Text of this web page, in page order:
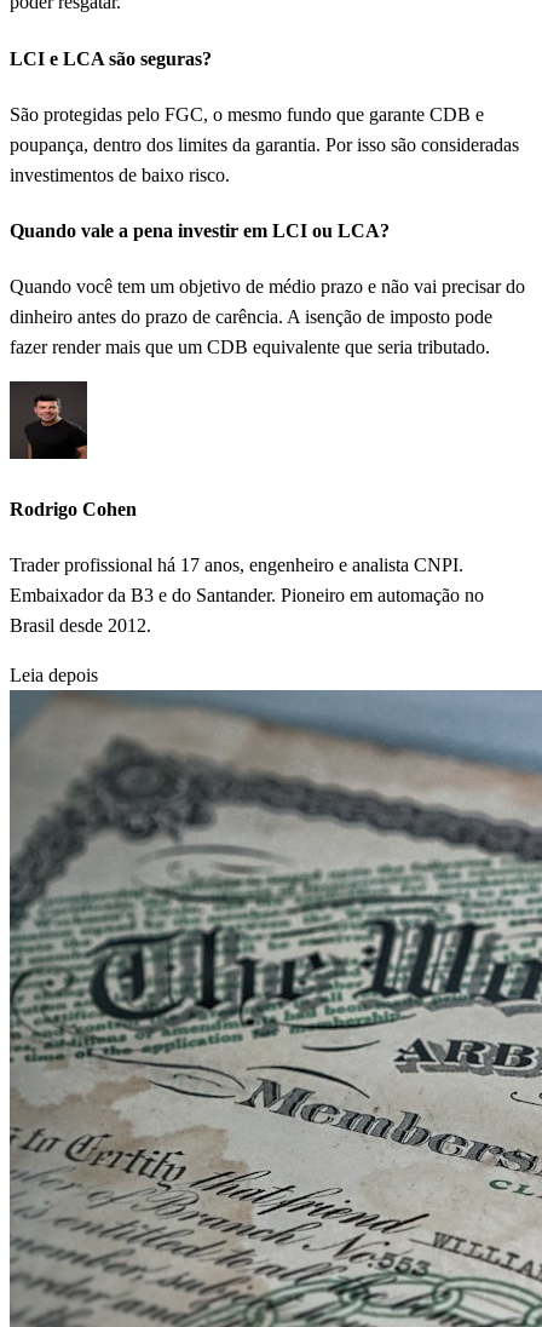
LCI e LCA são seguras?
São protegidas pelo FGC, o mesmo fundo que garante CDB e
poupança, dentro dos limites da garantia. Por isso são consideradas
investimentos de baixo risco.
Quando vale a pena investir em LCI ou LCA?
Quando você tem um objetivo de médio prazo e não vai precisar do
dinheiro antes do prazo de carência. A isenção de imposto pode
fazer render mais que um CDB equivalente que seria tributado.
Rodrigo Cohen
Trader profissional há 17 anos, engenheiro e analista CNPI.
Embaixador da B3 e do Santander. Pioneiro em automação no
Brasil desde 2012.
Leia depois